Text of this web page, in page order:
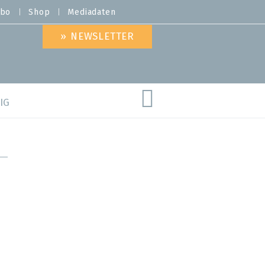
Shop Mediadaten
» NEWSLETTER